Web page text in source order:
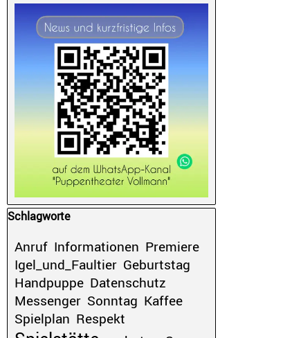
Block überspringen Schlagworte
Schlagworte
Anruf Informationen Premiere
Igel_und_Faultier Geburtstag
Handpuppe Datenschutz
Messenger Sonntag Kaffee
Spielplan Respekt